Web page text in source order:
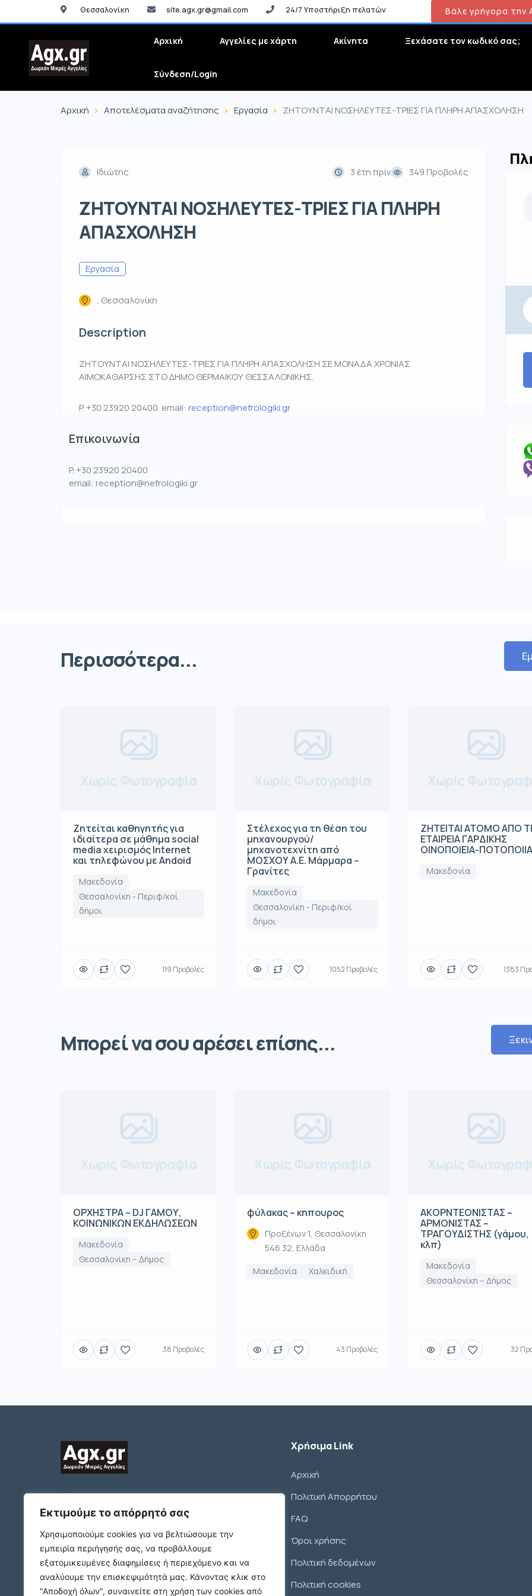
Εκτιμούμε το απόρρητό σας
Χρησιμοποιούμε cookies για να βελτιώσουμε την
εμπειρία περιήγησής σας, να προβάλλουμε
εξατομικευμένες διαφημίσεις ή περιεχόμενο και να
αναλύουμε την επισκεψιμότητά μας. Κάνοντας κλικ στο
"Αποδοχή όλων", συναινείτε στη χρήση των cookies από
Θεσσαλονίκη site.agx.gr@gmail.com 24/7 Υποστήριξη πελατών Βάλε γρήγορα την
Αρχική Αγγελίες με χάρτη Ακίνητα Ξεχάσατε τον κωδικό σας;
Σύνδεση/Login
Αρχική Αποτελέσματα αναζήτησης Εργασία ΖΗΤΟΥΝΤΑΙ ΝΟΣΗΛΕΥΤΕΣ-ΤΡΙΕΣ ΓΙΑ ΠΛΗΡΗ ΑΠΑΣΧΟΛΗΣΗ
Ιδιώτης 3 έτη πρίν 349 Προβολές
ΖΗΤΟΥΝΤΑΙ ΝΟΣΗΛΕΥΤΕΣ-ΤΡΙΕΣ ΓΙΑ ΠΛΗΡΗ
ΑΠΑΣΧΟΛΗΣΗ
Εργασία
, Θεσσαλονίκη
Description
ΖΗΤΟΥΝΤΑΙ ΝΟΣΗΛΕΥΤΕΣ-ΤΡΙΕΣ ΓΙΑ ΠΛΗΡΗ ΑΠΑΣΧΟΛΗΣΗ ΣΕ ΜΟΝΑΔΑ ΧΡΟΝΙΑΣ
ΑΙΜΟΚΑΘΑΡΣΗΣ ΣΤΟ ΔΗΜΟ ΘΕΡΜΑΙΚΟΥ ΘΕΣΣΑΛΟΝΙΚΗΣ.
P. +30 23920 20400. email: reception@nefrologiki.gr
Επικοινωνία
P. +30 23920 20400
email: reception@nefrologiki.gr
Περισσότερα...
Χωρίς Φωτογραφία
Ζητείται καθηγητής για
ιδιαίτερα σε μάθημα social
media χειρισμός Internet
και τηλεφώνου με Andoid
Μακεδονία
Θεσσαλονίκη - Περιφ/κοί
δήμοι
119 Προβολές
Χωρίς Φωτογραφία
Στέλεχος για τη θέση του
μηχανουργού/
μηχανοτεχνίτη από
ΜΟΣΧΟΥ Α.Ε. Μάρμαρα –
Γρανίτες
Μακεδονία
Θεσσαλονίκη - Περιφ/κοί
δήμοι
1052 Προβολές
Χωρίς
ΖΗΤΕΙΤΑΙ ΑΤΟΜΟ ΑΠΟ
ΕΤΑΙΡΕΙΑ ΓΑΡΔΙΚΗΣ
ΟΙΝΟΠΟΙΕΙΑ-ΠΟΤΟΠΟΙΙΑ
Μακεδονία
1383
Μπορεί να σου αρέσει επίσης...
Χωρίς Φωτογραφία
ΟΡΧΗΣΤΡΑ – DJ ΓΑΜΟΥ,
ΚΟΙΝΩΝΙΚΩΝ ΕΚΔΗΛΩΣΕΩΝ
Μακεδονία
Θεσσαλονίκη – Δήμος
38 Προβολές
Χωρίς Φωτογραφία
φύλακας – κηπουρος
Προξένων 1, Θεσσαλονίκη
546 32, Ελλάδα
Μακεδονία Χαλκιδική
43 Προβολές
Χωρίς
ΑΚOΡΝΤΕΟΝΙΣΤΑΣ –
ΑΡΜΟΝΙΣΤΑΣ –
ΤΡΑΓΟΥΔΙΣΤΗΣ (γάμου,
κλπ)
Μακεδονία
Θεσσαλονίκη – Δήμος
32
2312132324
ΠΛΑΤΩΝΟΣ 1 Τ.Κ. 54631
support@agx.gr
Follow our social media
Χρήσιμα Link
Αρχική
Πολιτική Απορρήτου
FAQ
Όροι χρήσης
Πολιτική δεδομένων
Πολιτική cookies